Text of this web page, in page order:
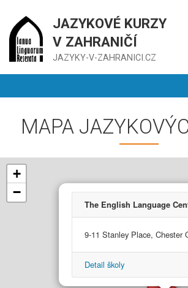
JAZYKOVÉ KURZY
V ZAHRANIČÍ
JAZYKY-V-ZAHRANICI.CZ
MAPA
The English Language
9-11 Stanley Place, Chester
Detail školy
+
−